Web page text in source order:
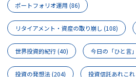
ポートフォリオ運用 (86)
リタイアメント・資産の取り崩し (108)
世界投資的紀行(40) 今日の「ひと言」
投資の発想法(204) 投資信託あれこれ